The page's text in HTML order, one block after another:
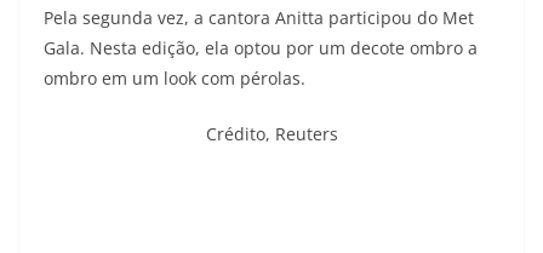
Pela segunda vez, a cantora Anitta participou do Met
Gala. Nesta edição, ela optou por um decote ombro a
ombro em um look com pérolas.
Crédito, Reuters